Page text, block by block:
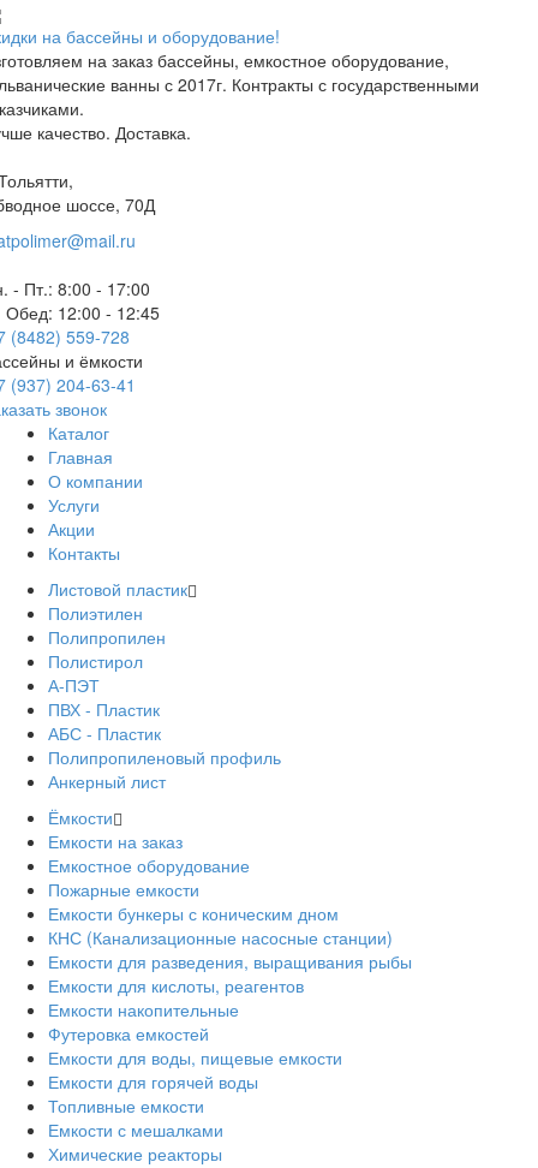
на бассейны и оборудование!
на заказ бассейны, емкостное оборудование,
ванны с 2017г. Контракты с государственными
качество. Доставка.
шоссе, 70Д
- Пт.: 8:00 - 17:00
Обед: 12:00 - 12:45
(8482) 559-728
и ёмкости
(937) 204-63-41
звонок
Каталог
Главная
О компании
Услуги
Акции
Контакты
Листовой пластик
Полиэтилен
Полипропилен
Полистирол
А-ПЭТ
ПВХ - Пластик
АБС - Пластик
Полипропиленовый профиль
Анкерный лист
Ёмкости
Емкости на заказ
Емкостное оборудование
Пожарные емкости
Емкости бункеры с коническим дном
КНС (Канализационные насосные станции)
Емкости для разведения, выращивания рыбы
Емкости для кислоты, реагентов
Емкости накопительные
Футеровка емкостей
Емкости для воды, пищевые емкости
Емкости для горячей воды
Топливные емкости
Емкости с мешалками
Химические реакторы